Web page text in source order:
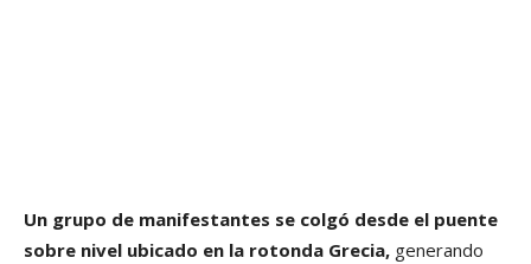
Un grupo de manifestantes se colgó desde el puente
sobre nivel ubicado en la rotonda Grecia, generando